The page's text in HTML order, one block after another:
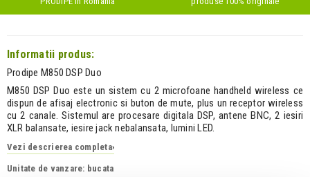
Informatii produs:
Prodipe M850 DSP Duo
M850 DSP Duo este un sistem cu 2 microfoane handheld wireless ce
dispun de afisaj electronic si buton de mute, plus un receptor wireless
cu 2 canale. Sistemul are procesare digitala DSP, antene BNC, 2 iesiri
XLR balansate, iesire jack nebalansata, lumini LED.
Vezi descrierea completa›
Unitate de vanzare: bucata